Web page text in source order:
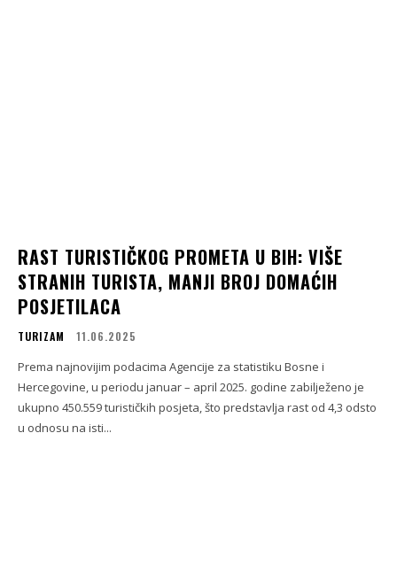
RAST TURISTIČKOG PROMETA U BIH: VIŠE
STRANIH TURISTA, MANJI BROJ DOMAĆIH
POSJETILACA
TURIZAM 11.06.2025
Prema najnovijim podacima Agencije za statistiku Bosne i
Hercegovine, u periodu januar – april 2025. godine zabilježeno je
ukupno 450.559 turističkih posjeta, što predstavlja rast od 4,3 odsto
u odnosu na isti...